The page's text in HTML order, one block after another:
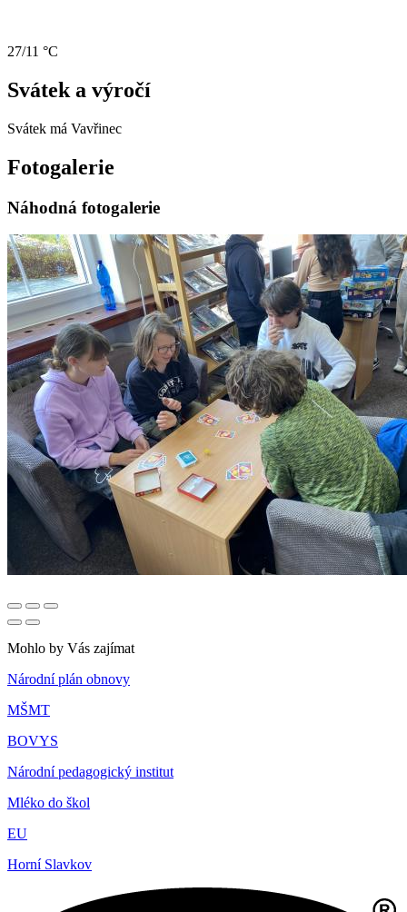
27/11 °C
Svátek a výročí
Svátek má Vavřinec
Fotogalerie
Náhodná fotogalerie
Mohlo by Vás zajímat
Národní plán obnovy
MŠMT
BOVYS
Národní pedagogický institut
Mléko do škol
EU
Horní Slavkov